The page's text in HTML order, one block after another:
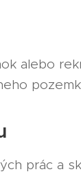
alebo
prác a